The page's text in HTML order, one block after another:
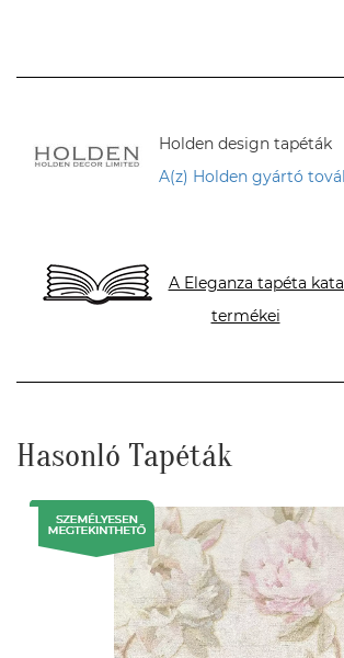
Holden design tapéták
A(z) Holden gyártó
A Eleganza tapéta
termékei
Hasonló Tapéták